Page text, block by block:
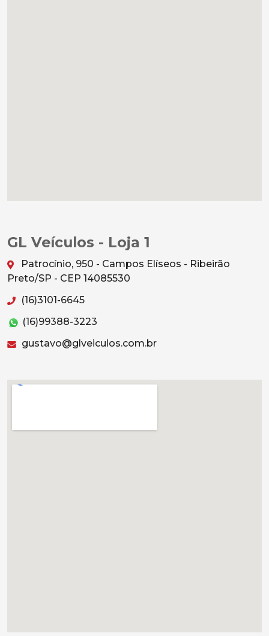
GL Veículos - Loja 1
Patrocínio, 950 - Campos Elíseos - Ribeirão
Preto/SP - CEP 14085530
(16)3101-6645
(16)99388-3223
gustavo@glveiculos.com.br